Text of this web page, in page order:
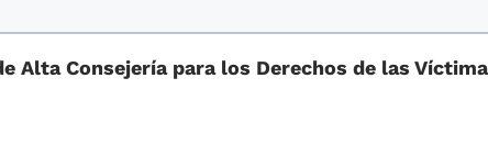
Alta Consejería para los Derechos de las